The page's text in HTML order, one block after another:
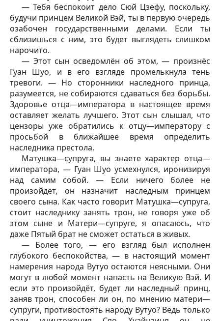
— Тебя беспокоит дело Сюй Цзефу, поскольку,
будучи принцем Великой Вэй, ты в первую очередь
озабочен государственными делами. Если ты
сблизишься с ним, это будет выглядеть слишком
нарочито.
— Этот сын осведомлён об этом, — произнёс
Гуан Шуо, и в его взгляде промелькнула тень
тревоги. — Но сторонники наследного принца,
разумеется, не собираются сдаваться без борьбы.
Здоровье отца—императора в настоящее время
оставляет желать лучшего. Этот сын слышал, что
цензоры уже обратились к отцу—императору с
просьбой в ближайшее время определить
наследника престола.
Матушка—супруга, вы знаете характер отца—
императора, — Гуан Шуо усмехнулся, иронизируя
над самим собой. — Если ничего более не
произойдёт, он назначит наследным принцем
своего сына. Как часто говорит Матушка—супруга,
стоит наследнику занять трон, не говоря уже об
этом сыне и Матери—супруге, я опасаюсь, что
даже Пятый брат не сможет остаться в живых.
— Более того, — его взгляд был исполнен
глубокого беспокойства, — в настоящий момент
намерения народа Вутуо остаются неясными. Они
могут в любой момент напасть на Великую Вэй. И
если это произойдёт, будет ли наследный принц,
заняв трон, способен ли он, по мнению матери—
супруги, противостоять народу Вутуо? Ведь только